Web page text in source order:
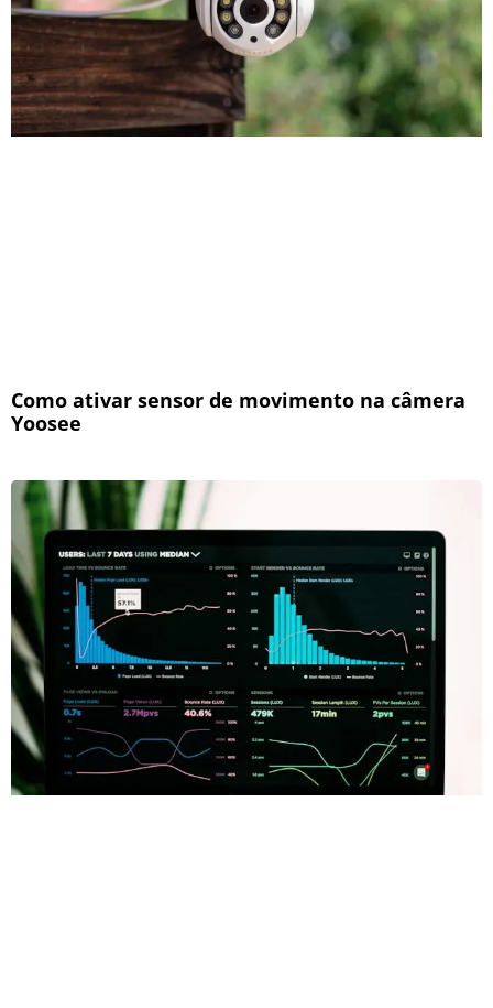
Como ativar sensor de movimento na câmera
Yoosee